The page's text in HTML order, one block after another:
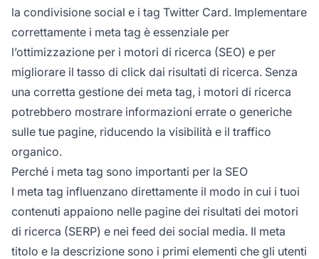
la condivisione social e i tag Twitter Card. Implementare
correttamente i meta tag è essenziale per
l’ottimizzazione per i motori di ricerca (SEO) e per
migliorare il tasso di click dai risultati di ricerca. Senza
una corretta gestione dei meta tag, i motori di ricerca
potrebbero mostrare informazioni errate o generiche
sulle tue pagine, riducendo la visibilità e il traffico
organico.
Perché i meta tag sono importanti per la SEO
I meta tag influenzano direttamente il modo in cui i tuoi
contenuti appaiono nelle pagine dei risultati dei motori
di ricerca (SERP) e nei feed dei social media. Il meta
titolo e la descrizione sono i primi elementi che gli utenti